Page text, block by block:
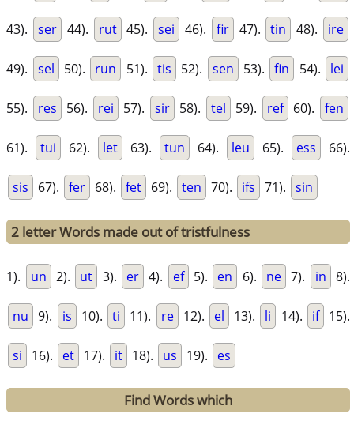
43). ser 44). rut 45). sei 46). fir 47). tin 48). ire
49). sel 50). run 51). tis 52). sen 53). fin 54). lei
55). res 56). rei 57). sir 58). tel 59). ref 60). fen
61). tui 62). let 63). tun 64). leu 65). ess 66).
sis 67). fer 68). fet 69). ten 70). ifs 71). sin
2 letter Words made out of tristfulness
1). un 2). ut 3). er 4). ef 5). en 6). ne 7). in 8).
nu 9). is 10). ti 11). re 12). el 13). li 14). if 15).
si 16). et 17). it 18). us 19). es
Find Words which